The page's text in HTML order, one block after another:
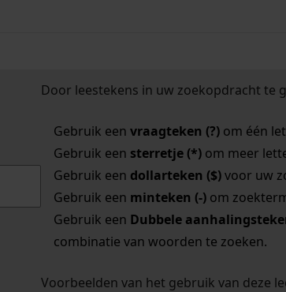
Door leestekens in uw zoekopdracht te
Gebruik een vraagteken (?)om één
Gebruik een sterretje (*)om meer
Gebruik een dollarteken ($)voor uw
Gebruik een minteken (-)om
Gebruik een Dubbele
combinatie van woorden te zoeken.
Voorbeelden van het gebruik van deze